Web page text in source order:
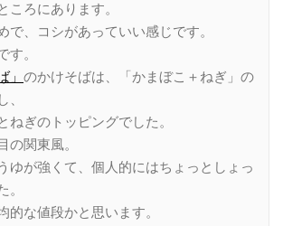
ころにあります。
で、コシがあっていい感じです。
す。
」 のかけそばは、「かまぼこ＋ねぎ」の
、
ねぎのトッピングでした。
の関東風。
ゆが強くて、個人的にはちょっとしょっ
。
的な値段かと思います。